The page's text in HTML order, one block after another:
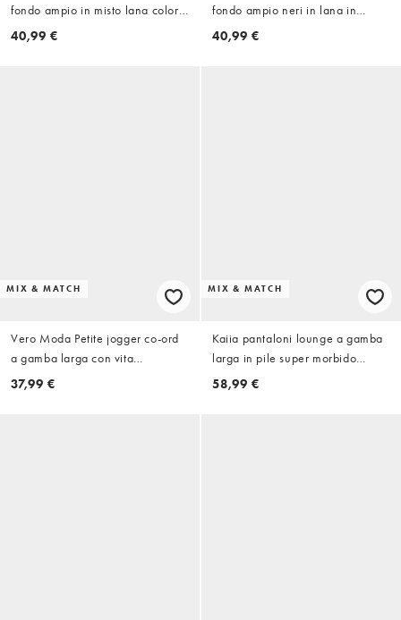
fondo ampio in misto lana color
fungo in coordinato
40,99 €
fondo ampio neri in lana in
coordinato
40,99 €
MIX & MATCH
Vero Moda Petite jogger co-ord
a gamba larga con vita
annodata, super morbido,
37,99 €
MIX & MATCH
Kaiia pantaloni lounge a gamba
larga in pile super morbido
coordinati a righe navy e nere
58,99 €